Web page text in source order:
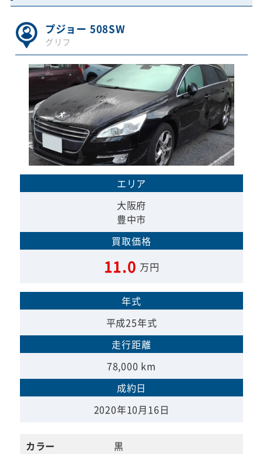
プジョー 508SW
グリフ
エリア
大阪府
豊中市
買取価格
11.0 万円
年式
平成25年式
走行距離
78,000 km
成約日
2020年10月16日
カラー
黒